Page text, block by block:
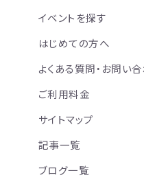
イベントを探す
はじめての方へ
よくある質問・お問い
ご利用料金
サイトマップ
記事一覧
ブログ一覧